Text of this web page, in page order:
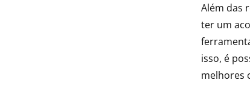
Além das
ter um
isso, é
melhores